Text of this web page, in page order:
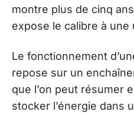
montre plus de cinq
expose le calibre à
Le fonctionnement
repose sur un
que l’on peut résumer
stocker l’énergie dans